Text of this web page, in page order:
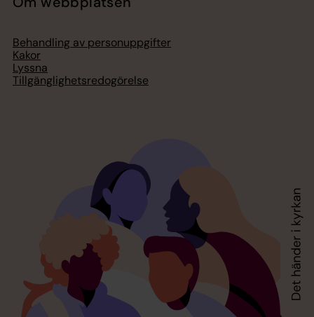
Behandling av personuppgifter
Kakor
Lyssna
Tillgänglighetsredogörelse